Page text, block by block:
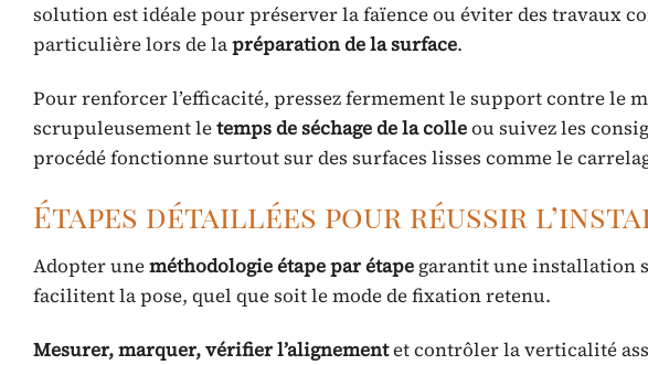
solution est idéale pour préserver la faïence ou éviter des travaux
particulière lors de lapréparation de la surface.
Pour renforcer l’efficacité, pressez fermement le support contre le
scrupuleusement letemps de séchage de la colleou suivez les
procédé fonctionne surtout sur des surfaces lisses comme le
Étapes détaillées pour réussir
Adopter uneméthodologie étape par étape garantit une installation
facilitent la pose, quel que soit le mode de fixation retenu.
Mesurer, marquer, vérifier l’alignementet contrôler la verticalité